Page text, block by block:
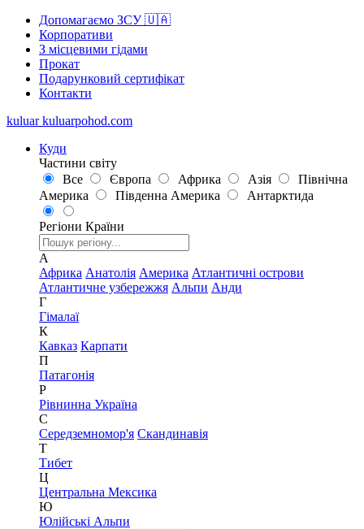
Допомагаємо ЗСУ 🇺🇦
Корпоративи
З місцевими гідами
Прокат
Подарунковий сертифікат
Контакти
kuluar kuluarpohod.com
Куди
Частини світу
Все
Європа Африка Азія
Північна
Америка
Південна Америка Антарктида
Регіони Країни
А
Африка Анатолія Америка Атлантичні острови
Атлантичне узбережжя Альпи Анди
Г
Гімалаї
К
Кавказ Карпати
П
Патагонія
Р
Рівнинна Україна
С
Середземномор'я Скандинавія
Т
Тибет
Ц
Центральна Мексика
Ю
Юлійські Альпи